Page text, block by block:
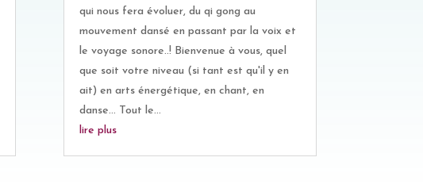
qui nous fera évoluer, du qi gong au
mouvement dansé en passant par la voix et
le voyage sonore..! Bienvenue à vous, quel
que soit votre niveau (si tant est qu'il y en
ait) en arts énergétique, en chant, en
danse... Tout le...
lire plus